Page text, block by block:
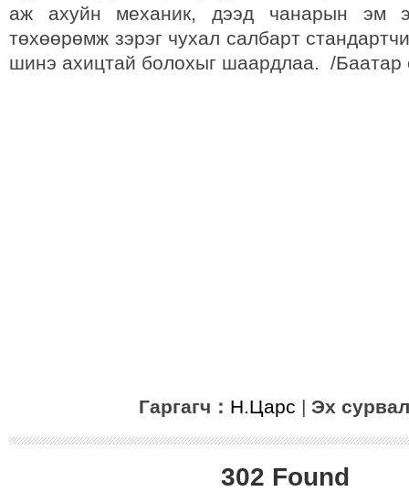
аж ахуйн механик, дээд чанарын эм
төхөөрөмж зэрэг чухал салбарт
шинэ ахицтай болохыг шаардлаа. /Баатар
Гаргагч： Н.Царс | Эх
302 Found